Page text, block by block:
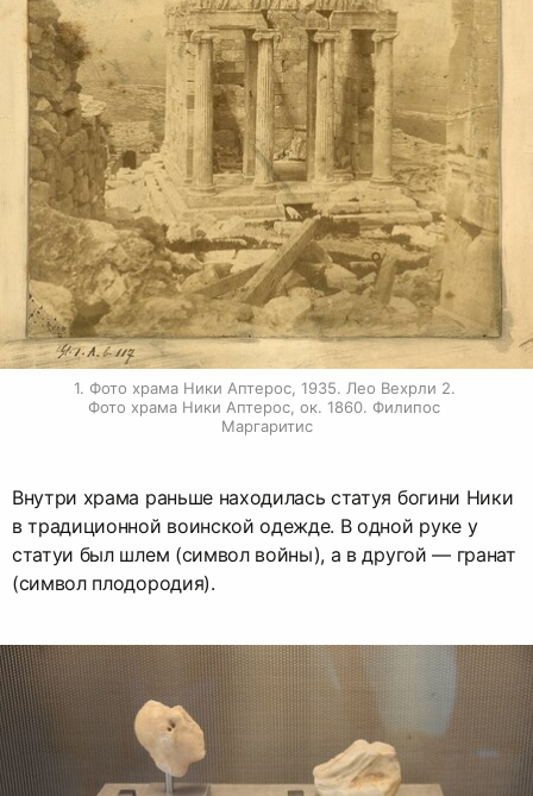
1. Фото храма Ники Аптерос, 1935. Лео Вехрли 2.
Фото храма Ники Аптерос, ок. 1860. Филипос
Маргаритис
Внутри храма раньше находилась статуя богини Ники
в традиционной воинской одежде. В одной руке у
статуи был шлем (символ войны), а в другой — гранат
(символ плодородия).